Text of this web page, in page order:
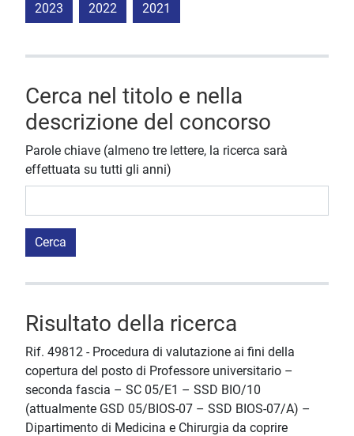
2023 2022 2021
Cerca nel titolo e nella
descrizione del concorso
Parole chiave (almeno tre lettere, la ricerca sarà
effettuata su tutti gli anni)
Cerca
Risultato della ricerca
Rif. 49812 - Procedura di valutazione ai fini della
copertura del posto di Professore universitario –
seconda fascia – SC 05/E1 – SSD BIO/10
(attualmente GSD 05/BIOS-07 – SSD BIOS-07/A) –
Dipartimento di Medicina e Chirurgia da coprire